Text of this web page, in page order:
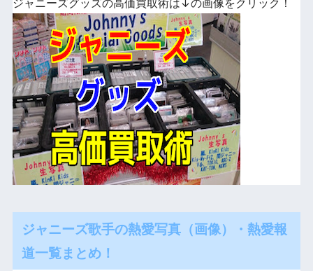
ジャニーズグッズの高価買取術は↓の画像をクリック！
ジャニーズ歌手の熱愛写真（画像）・熱愛報
道一覧まとめ！